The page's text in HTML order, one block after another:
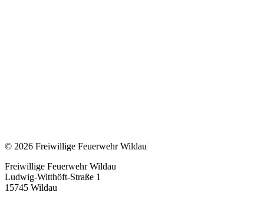
© 2026 Freiwillige Feuerwehr Wildau
Freiwillige Feuerwehr Wildau
Ludwig-Witthöft-Straße 1
15745 Wildau